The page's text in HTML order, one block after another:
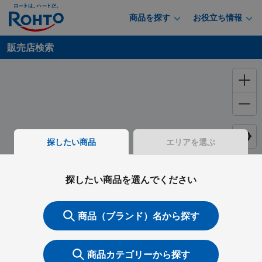
商品を探す お役立ち情報
販売店検索
探したい商品 エリアを選ぶ
探したい商品を選んでください
商品（ブランド）名から探す
商品カテゴリーから探す